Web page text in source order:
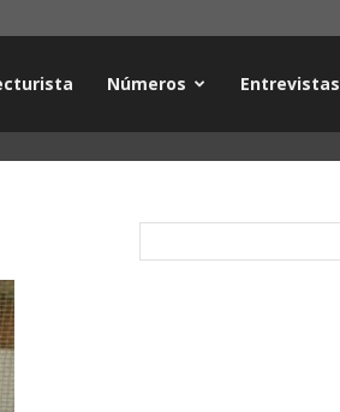
Números Entrevistas